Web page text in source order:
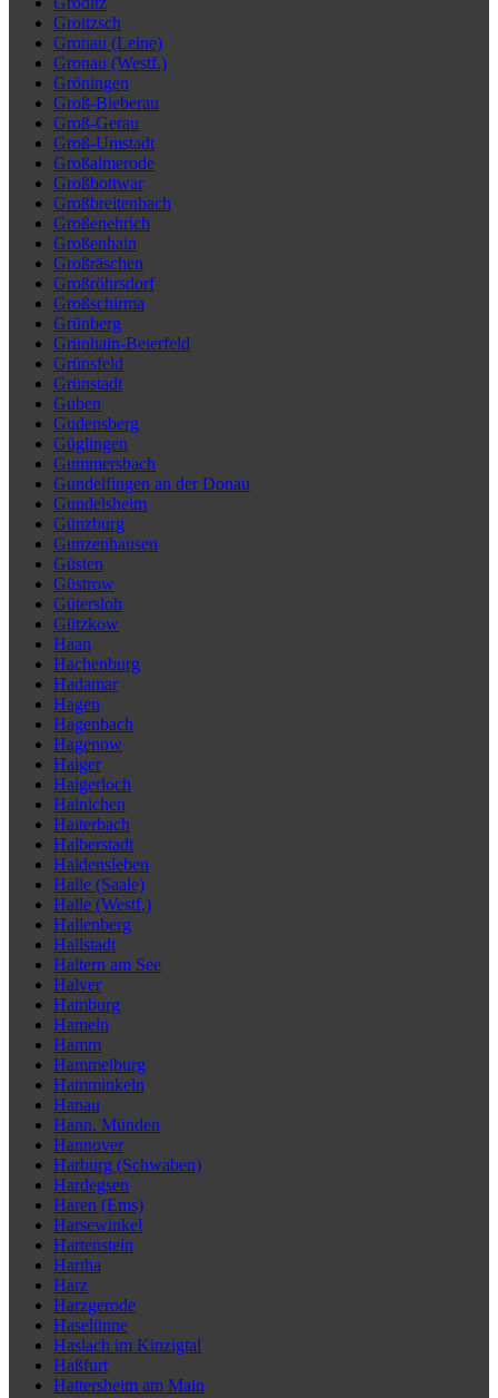
Groitzsch
Gronau (Leine)
Gronau (Westf.)
Gröningen
Groß-Bieberau
Groß-Gerau
Groß-Umstadt
Großalmerode
Großbottwar
Großbreitenbach
Großenehrich
Großenhain
Großräschen
Großröhrsdorf
Großschirma
Grünberg
Grünhain-Beierfeld
Grünsfeld
Grünstadt
Guben
Gudensberg
Güglingen
Gummersbach
Gundelfingen an der Donau
Gundelsheim
Günzburg
Gunzenhausen
Güsten
Güstrow
Gütersloh
Gützkow
Haan
Hachenburg
Hadamar
Hagen
Hagenbach
Hagenow
Haiger
Haigerloch
Hainichen
Haiterbach
Halberstadt
Haldensleben
Halle (Saale)
Halle (Westf.)
Hallenberg
Hallstadt
Haltern am See
Halver
Hamburg
Hameln
Hamm
Hammelburg
Hamminkeln
Hanau
Hann. Münden
Hannover
Harburg (Schwaben)
Hardegsen
Haren (Ems)
Harsewinkel
Hartenstein
Hartha
Harz
Harzgerode
Haselünne
Haslach im Kinzigtal
Haßfurt
Hattersheim am Main